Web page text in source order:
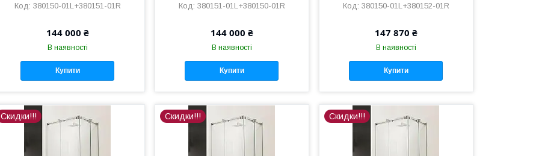
380150-01L+380151-01R
144 000 ₴
В наявності
Купити
380151-01L+380150-01R
144 000 ₴
В наявності
Купити
380150-01L+380152-01R
147 870 ₴
В наявності
Купити
Скидки!!! Скидки!!! Скидки!!!